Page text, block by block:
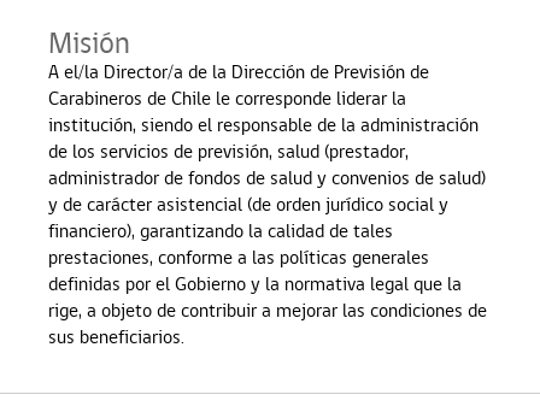
Misión
A el/la Director/a de la Dirección de Previsión de
Carabineros de Chile le corresponde liderar la
institución, siendo el responsable de la administración
de los servicios de previsión, salud (prestador,
administrador de fondos de salud y convenios de salud)
y de carácter asistencial (de orden jurídico social y
financiero), garantizando la calidad de tales
prestaciones, conforme a las políticas generales
definidas por el Gobierno y la normativa legal que la
rige, a objeto de contribuir a mejorar las condiciones de
sus beneficiarios